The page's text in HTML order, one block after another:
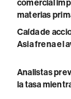
comercial
materias
Caída de
Asia frena el
Analistas
la tasa